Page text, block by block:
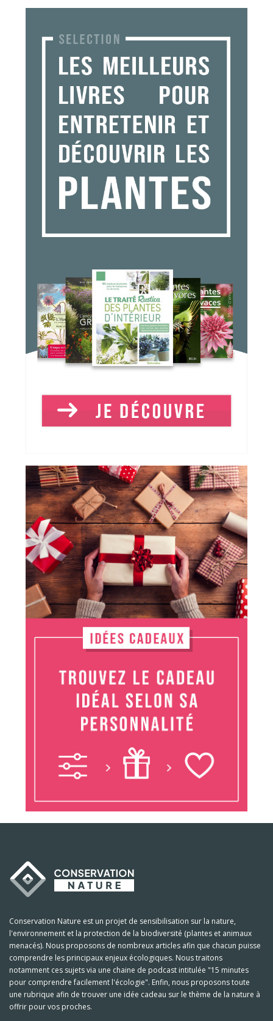
Conservation Nature est un projet de sensibilisation sur la nature,
l'environnement et la protection de la biodiversité (plantes et animaux
menacés). Nous proposons de nombreux articles afin que chacun puisse
comprendre les principaux enjeux écologiques. Nous traitons
notamment ces sujets via une chaine de podcast intitulée "15 minutes
pour comprendre facilement l'écologie". Enfin, nous proposons toute
une rubrique afin de trouver une idée cadeau sur le thème de la nature à
offrir pour vos proches.